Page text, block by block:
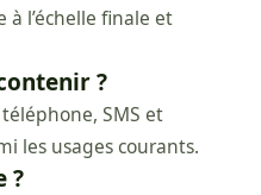
l’échelle finale et
?
SMS et
les usages courants.
?